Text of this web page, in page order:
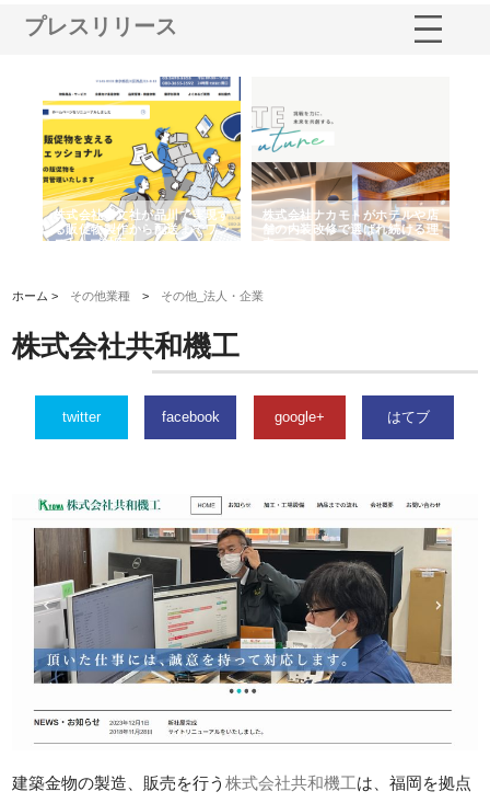
プレスリリース
株式会社耕文社が品川で実現す
る販促物製作から配送までワン
ストップ対応
株式会社ナカモトがホテルや店
舗の内装改修で選ばれ続ける理
由
ホーム > その他業種 > その他_法人・企業
株式会社共和機工
twitter facebook google+ はてブ
建築金物の製造、販売を行う株式会社共和機工は、福岡を拠点